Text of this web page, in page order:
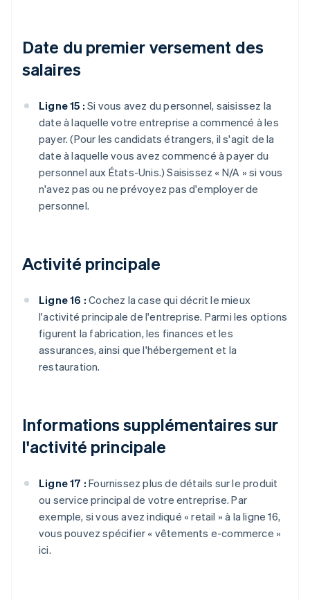
Date du premier versement des
salaires
Ligne 15 : Si vous avez du personnel, saisissez la
date à laquelle votre entreprise a commencé à les
payer. (Pour les candidats étrangers, il s'agit de la
date à laquelle vous avez commencé à payer du
personnel aux États-Unis.) Saisissez « N/A » si vous
n'avez pas ou ne prévoyez pas d'employer de
personnel.
Activité principale
Ligne 16 : Cochez la case qui décrit le mieux
l'activité principale de l'entreprise. Parmi les options
figurent la fabrication, les finances et les
assurances, ainsi que l'hébergement et la
restauration.
Informations supplémentaires sur
l'activité principale
Ligne 17 : Fournissez plus de détails sur le produit
ou service principal de votre entreprise. Par
exemple, si vous avez indiqué « retail » à la ligne 16,
vous pouvez spécifier « vêtements e-commerce »
ici.